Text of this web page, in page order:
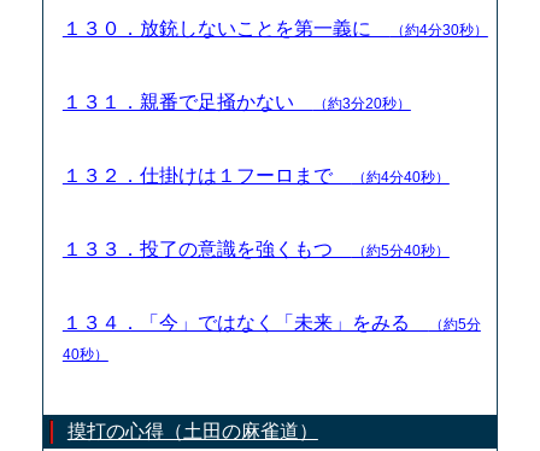
１３０．放銃しないことを第一義に （約4分30秒）
１３１．親番で足掻かない （約3分20秒）
１３２．仕掛けは１フーロまで （約4分40秒）
１３３．投了の意識を強くもつ （約5分40秒）
１３４．「今」ではなく「未来」をみる
（約5分
40秒）
摸打の心得（土田の麻雀道）